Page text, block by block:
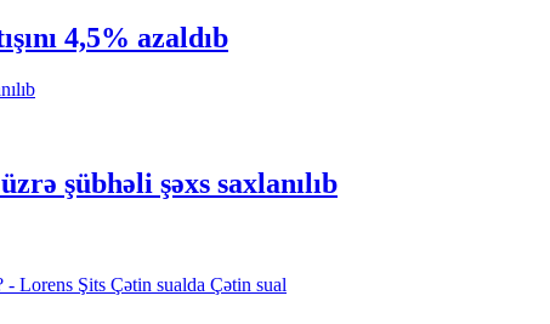
4,5% azaldıb
şübhəli şəxs saxlanılıb
Çətin sual